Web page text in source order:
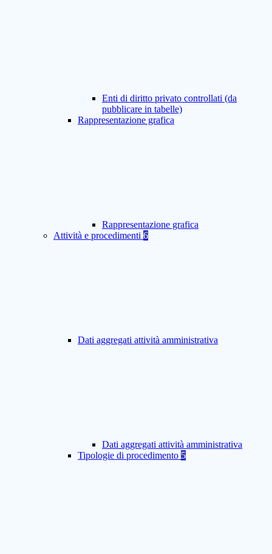
Enti di diritto privato controllati (da
pubblicare in tabelle)
Rappresentazione grafica
Rappresentazione grafica
Attività e procedimenti 6
Dati aggregati attività amministrativa
Dati aggregati attività amministrativa
Tipologie di procedimento 5